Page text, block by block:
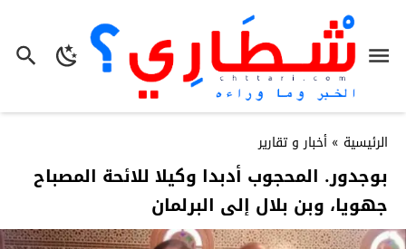
الرئيسية » أخبار و تقارير
بوجدور. المحجوب أدبدا وكيلا للائحة المصباح
جهويا، وبن بلال إلى البرلمان